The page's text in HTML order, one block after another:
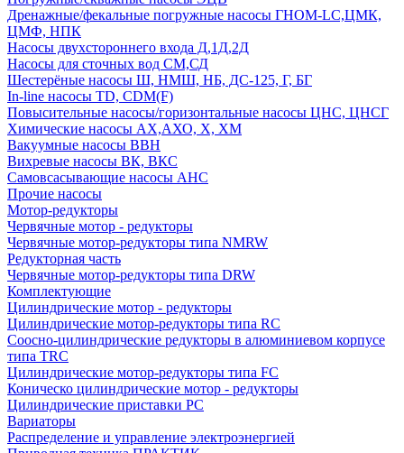
Дренажные/фекальные погружные насосы ГНОМ-LC,ЦМК,
ЦМФ, НПК
Насосы двухстороннего входа Д,1Д,2Д
Насосы для сточных вод СМ,СД
Шестерёные насосы Ш, НМШ, НБ, ДС-125, Г, БГ
In-line насосы TD, CDM(F)
Повысительные насосы/горизонтальные насосы ЦНС, ЦНСГ
Химические насосы АХ,АХО, Х, ХМ
Вакуумные насосы ВВН
Вихревые насосы ВК, ВКС
Самовсасывающие насосы АНС
Прочие насосы
Мотор-редукторы
Червячные мотор - редукторы
Червячные мотор-редукторы типа NMRW
Редукторная часть
Червячные мотор-редукторы типа DRW
Комплектующие
Цилиндрические мотор - редукторы
Цилиндрические мотор-редукторы типа RC
Соосно-цилиндрические редукторы в алюминиевом корпусе
типа TRC
Цилиндрические мотор-редукторы типа FC
Коническо цилиндрические мотор - редукторы
Цилиндрические приставки PC
Вариаторы
Распределение и управление электроэнергией